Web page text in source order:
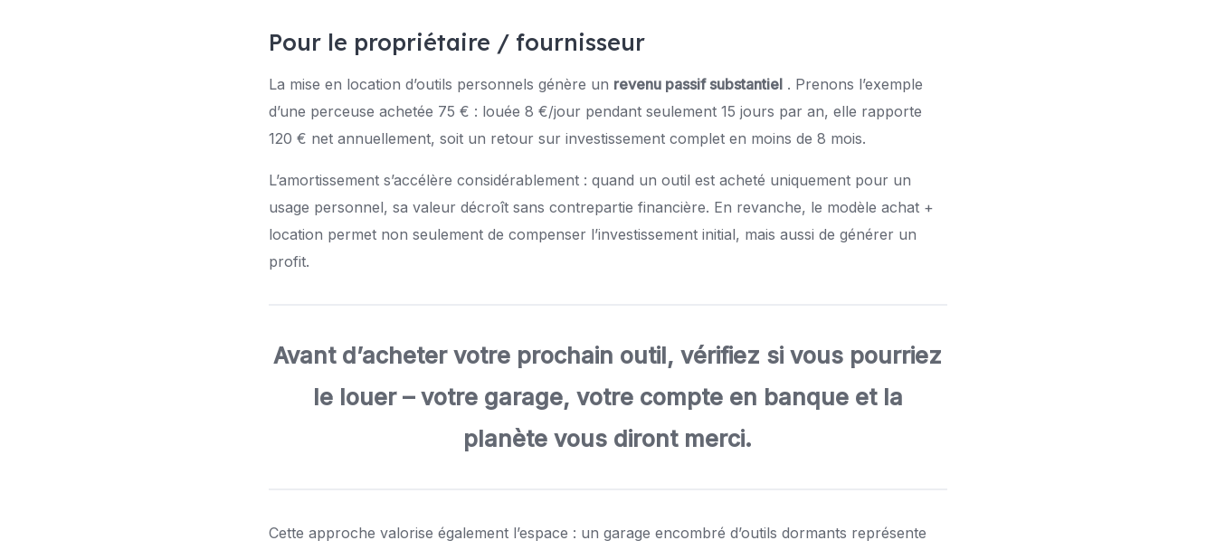
Pour le propriétaire / fournisseur
La mise en location d’outils personnels génère un revenu passif substantiel . Prenons l’exemple
d’une perceuse achetée 75 € : louée 8 €/jour pendant seulement 15 jours par an, elle rapporte
120 € net annuellement, soit un retour sur investissement complet en moins de 8 mois.
L’amortissement s’accélère considérablement : quand un outil est acheté uniquement pour un
usage personnel, sa valeur décroît sans contrepartie financière. En revanche, le modèle achat +
location permet non seulement de compenser l’investissement initial, mais aussi de générer un
profit.
Avant d’acheter votre prochain outil, vérifiez si vous pourriez
le louer – votre garage, votre compte en banque et la
planète vous diront merci.
Cette approche valorise également l’espace : un garage encombré d’outils dormants représente